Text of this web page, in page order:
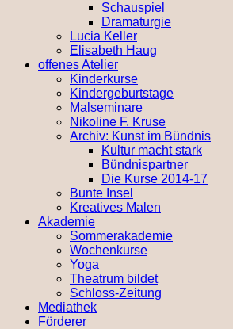
Schauspiel
Dramaturgie
Lucia Keller
Elisabeth Haug
offenes Atelier
Kinderkurse
Kindergeburtstage
Malseminare
Nikoline F. Kruse
Archiv: Kunst im Bündnis
Kultur macht stark
Bündnispartner
Die Kurse 2014-17
Bunte Insel
Kreatives Malen
Akademie
Sommerakademie
Wochenkurse
Yoga
Theatrum bildet
Schloss-Zeitung
Mediathek
Förderer